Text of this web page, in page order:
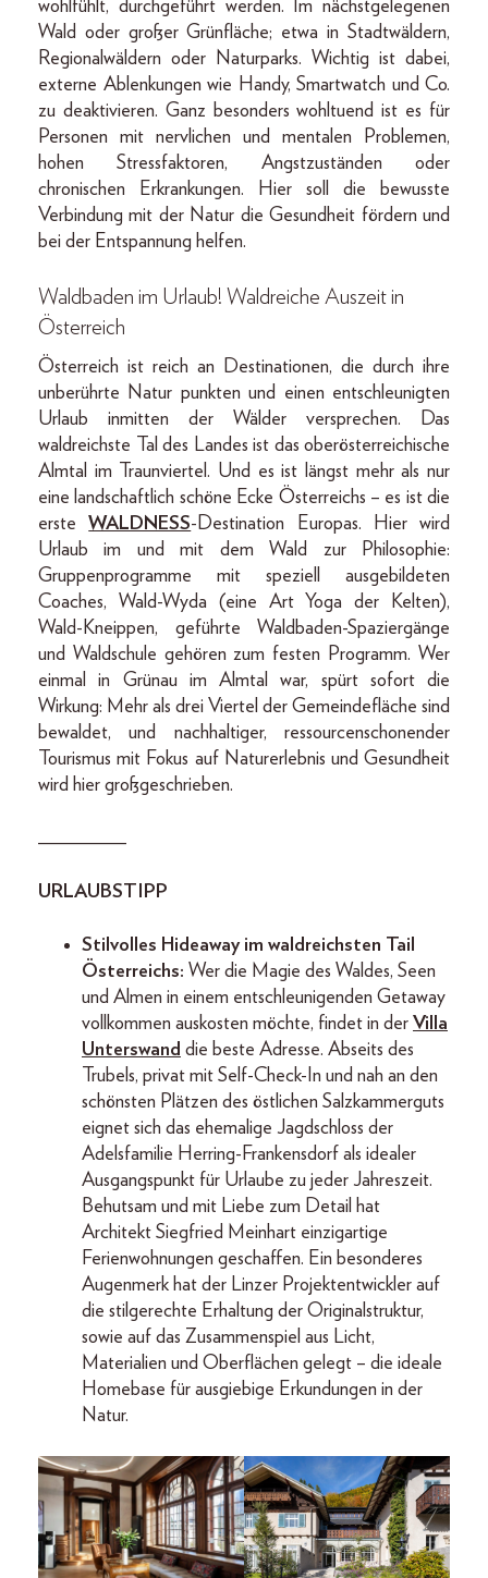
wohlfühlt, durchgeführt werden. Im nächstgelegenen
Wald oder großer Grünfläche; etwa in Stadtwäldern,
Regionalwäldern oder Naturparks. Wichtig ist dabei,
externe Ablenkungen wie Handy, Smartwatch und Co.
zu deaktivieren. Ganz besonders wohltuend ist es für
Personen mit nervlichen und mentalen Problemen,
hohen Stressfaktoren, Angstzuständen oder
chronischen Erkrankungen. Hier soll die bewusste
Verbindung mit der Natur die Gesundheit fördern und
bei der Entspannung helfen.
Waldbaden im Urlaub! Waldreiche Auszeit in
Österreich
Österreich ist reich an Destinationen, die durch ihre
unberührte Natur punkten und einen entschleunigten
Urlaub inmitten der Wälder versprechen. Das
waldreichste Tal des Landes ist das oberösterreichische
Almtal im Traunviertel. Und es ist längst mehr als nur
eine landschaftlich schöne Ecke Österreichs – es ist die
ersteWALDNESS-Destination Europas. Hier wird
Urlaub im und mit dem Wald zur Philosophie:
Gruppenprogramme mit speziell ausgebildeten
Coaches, Wald-Wyda (eine Art Yoga der Kelten),
Wald-Kneippen, geführte Waldbaden-Spaziergänge
und Waldschule gehören zum festen Programm. Wer
einmal in Grünau im Almtal war, spürt sofort die
Wirkung: Mehr als drei Viertel der Gemeindefläche sind
bewaldet, und nachhaltiger, ressourcenschonender
Tourismus mit Fokus auf Naturerlebnis und Gesundheit
wird hier großgeschrieben.
_________
URLAUBSTIPP
Stilvolles Hideaway im waldreichsten Tail
Österreichs: Wer die Magie des Waldes, Seen
und Almen in einem entschleunigenden Getaway
vollkommen auskosten möchte, findet in der Villa
Unterswand die beste Adresse. Abseits des
Trubels, privat mit Self-Check-In und nah an den
schönsten Plätzen des östlichen Salzkammerguts
eignet sich das ehemalige Jagdschloss der
Adelsfamilie Herring-Frankensdorf als idealer
Ausgangspunkt für Urlaube zu jeder Jahreszeit.
Behutsam und mit Liebe zum Detail hat
Architekt Siegfried Meinhart einzigartige
Ferienwohnungen geschaffen. Ein besonderes
Augenmerk hat der Linzer Projektentwickler auf
die stilgerechte Erhaltung der Originalstruktur,
sowie auf das Zusammenspiel aus Licht,
Materialien und Oberflächen gelegt – die ideale
Homebase für ausgiebige Erkundungen in der
Natur.